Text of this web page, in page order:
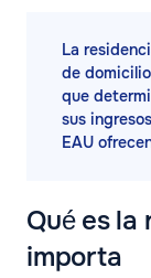
La
de
que
sus
EAU
Qué es
importa